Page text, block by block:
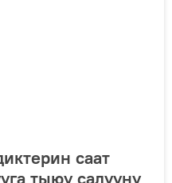
саат
тыюу салууну